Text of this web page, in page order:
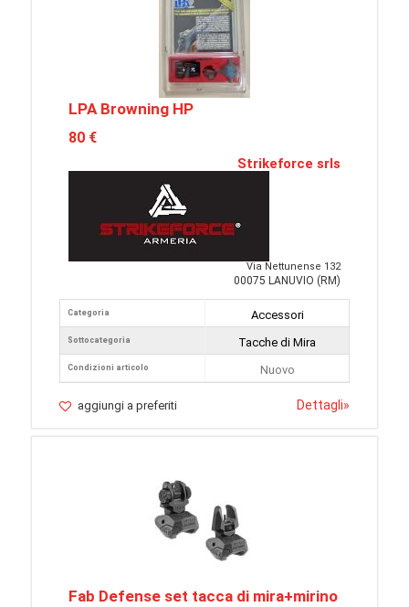
LPA Browning HP
80 €
Strikeforce srls
Via Nettunense 132
00075 LANUVIO (RM)
Categoria
Sottocategoria
Condizioni articolo
Accessori
Tacche di Mira
Nuovo
aggiungi a preferiti Dettagli»
Fab Defense set tacca di mira+mirino